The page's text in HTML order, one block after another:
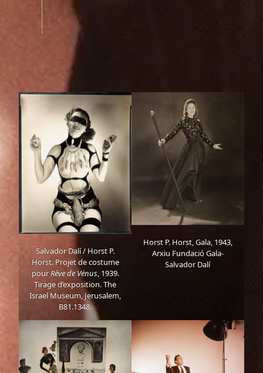
Salvador Dalí / Horst P.
Horst. Projet de costume
pourRêve de Vénus, 1939.
Tirage d’exposition. The
Israel Museum, Jerusalem,
B81.1348.
Horst P. Horst, Gala, 1943,
Arxiu Fundació Gala-
Salvador Dalí